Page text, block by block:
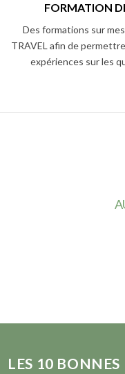
FORMATION
Des formations sur
TRAVEL afin de
expériences sur les
LES 10 BONNES